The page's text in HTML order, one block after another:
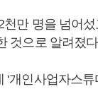
만 명을 넘어
것으로 알려졌다
개인사업자스튜